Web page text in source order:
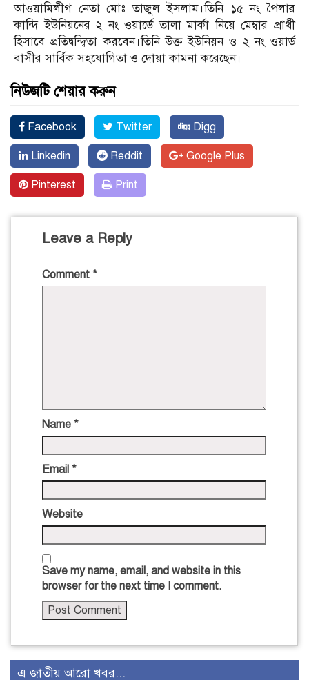
আওয়ামিলীগ নেতা মোঃ তাজুল ইসলাম।তিনি ১৫ নং পৈলার
কান্দি ইউনিয়নের ২ নং ওয়ার্ডে তালা মার্কা নিয়ে মেম্বার প্রার্থী
হিসাবে প্রতিদ্বন্দ্বিতা করবেন।তিনি উক্ত ইউনিয়ন ও ২ নং ওয়ার্ড
বাসীর সার্বিক সহযোগিতা ও দোয়া কামনা করেছেন।
নিউজটি শেয়ার করুন
Facebook Twitter Digg
Linkedin Reddit Google Plus
Pinterest Print
Leave a Reply
Comment *
Name *
Email *
Website
Save my name, email, and website in this
browser for the next time I comment.
এ জাতীয় আরো খবর...